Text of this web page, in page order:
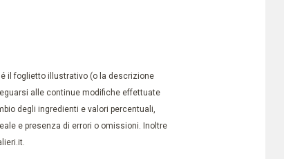
il foglietto illustrativo (o la descrizione
alle continue modifiche effettuate
degli ingredienti e valori percentuali,
e presenza di errori o omissioni. Inoltre